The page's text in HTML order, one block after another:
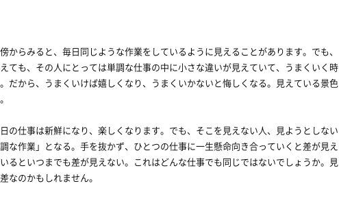
からみると、毎日同じような作業をしているように見えることがあります。でも、
ても、その人にとっては単調な仕事の中に小さな違いが見えていて、うまくいく時
だから、うまくいけば嬉しくなり、うまくいかないと悔しくなる。見えている景色
の仕事は新鮮になり、楽しくなります。でも、そこを見えない人、見ようとしない
な作業」となる。手を抜かず、ひとつの仕事に一生懸命向き合っていくと差が見え
るといつまでも差が見えない。これはどんな仕事でも同じではないでしょうか。見
なのかもしれません。